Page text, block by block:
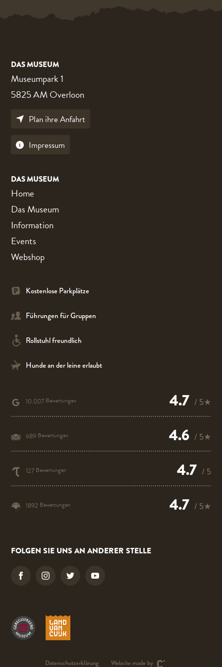
DAS MUSEUM
Museumpark 1
5825 AM Overloon
Plan ihre Anfahrt
Impressum
DAS MUSEUM
Home
Das Museum
Information
Events
Webshop
Kostenlose Parkplätze
Führungen für Gruppen
Rollstuhl freundlich
Hunde an der leine erlaubt
4.7 / 5★
10.007 Bewertungen
4.6 / 5★
689 Bewertungen
4.7 / 5
127 Bewertungen
4.7 / 5★
1892 Bewertungen
FOLGEN SIE UNS AN ANDERER STELLE
Datenschutzerklärung Website made by